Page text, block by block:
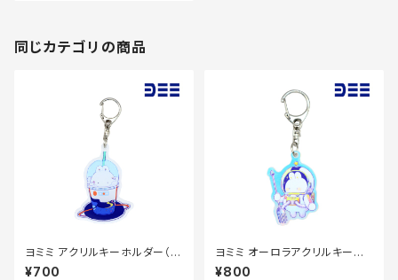
同じカテゴリの商品
ヨミミ アクリルキーホルダー（ド
リンク）70×70mm
¥700
ヨミミ オーロラアクリルキーホ
ルダー（スイーツ）50×50mm
¥800